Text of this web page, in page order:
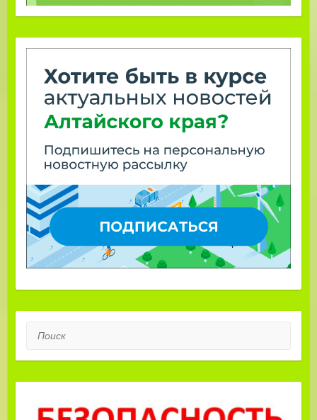
Поиск